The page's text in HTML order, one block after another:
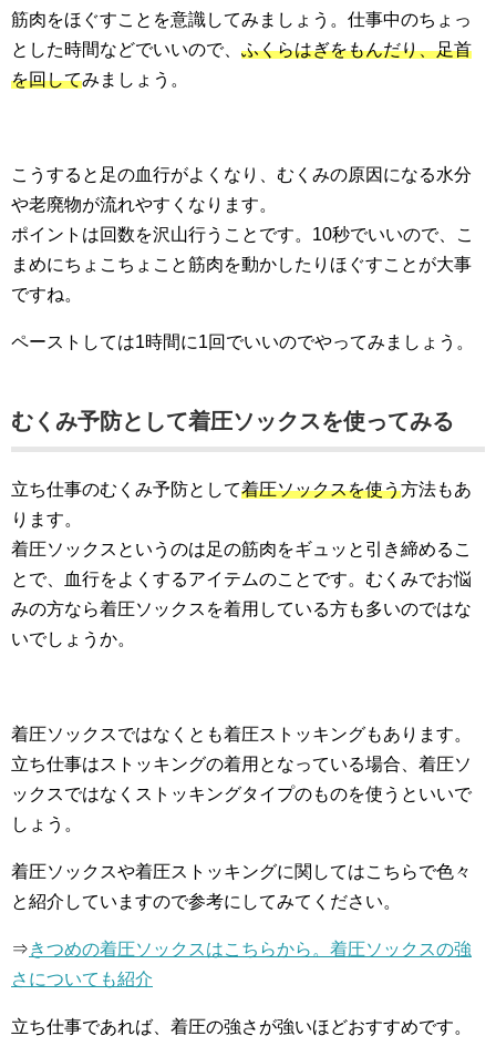
筋肉をほぐすことを意識してみましょう。仕事中のちょっ
とした時間などでいいので、 ふくらはぎをもんだり、足首
を回してみましょう。
こうすると足の血行がよくなり、むくみの原因になる水分
や老廃物が流れやすくなります。
ポイントは回数を沢山行うことです。10秒でいいので、こ
まめにちょこちょこと筋肉を動かしたりほぐすことが大事
ですね。
ペーストしては1時間に1回でいいのでやってみましょう。
むくみ予防として着圧ソックスを使ってみる
立ち仕事のむくみ予防として着圧ソックスを使う方法もあ
ります。
着圧ソックスというのは足の筋肉をギュッと引き締めるこ
とで、血行をよくするアイテムのことです。むくみでお悩
みの方なら着圧ソックスを着用している方も多いのではな
いでしょうか。
着圧ソックスではなくとも着圧ストッキングもあります。
立ち仕事はストッキングの着用となっている場合、着圧ソ
ックスではなくストッキングタイプのものを使うといいで
しょう。
着圧ソックスや着圧ストッキングに関してはこちらで色々
と紹介していますので参考にしてみてください。
⇒きつめの着圧ソックスはこちらから。着圧ソックスの強
さについても紹介
立ち仕事であれば、着圧の強さが強いほどおすすめです。